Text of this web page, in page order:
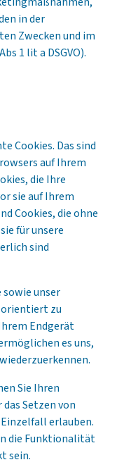
in der
Zwecken und im
1 lit a DSGVO).
Cookies. Das sind
auf Ihrem
die Ihre
sie auf Ihrem
Cookies, die ohne
für unsere
sind
sowie unser
zu
Endgerät
es uns,
Sie Ihren
Setzen von
erlauben.
die Funktionalität
sein.